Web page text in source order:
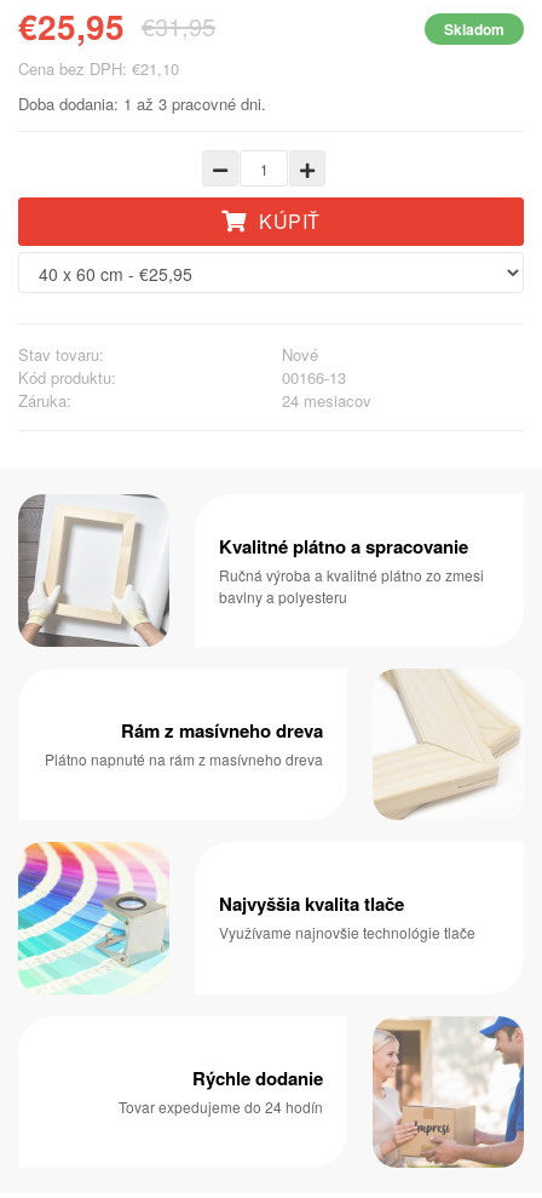
€25,95 €31,95 Skladom
Cena bez DPH: €21,10
Doba dodania: 1 až 3 pracovné dni.
KÚPIŤ
Stav tovaru:
Nové
Kód produktu:
00166-13
Záruka:
24 mesiacov
Kvalitné plátno a spracovanie
Ručná výroba a kvalitné plátno zo zmesi
bavlny a polyesteru
Rám z masívneho dreva
Plátno napnuté na rám z masívneho dreva
Najvyššia kvalita tlače
Využívame najnovšie technológie tlače
Rýchle dodanie
Tovar expedujeme do 24 hodín